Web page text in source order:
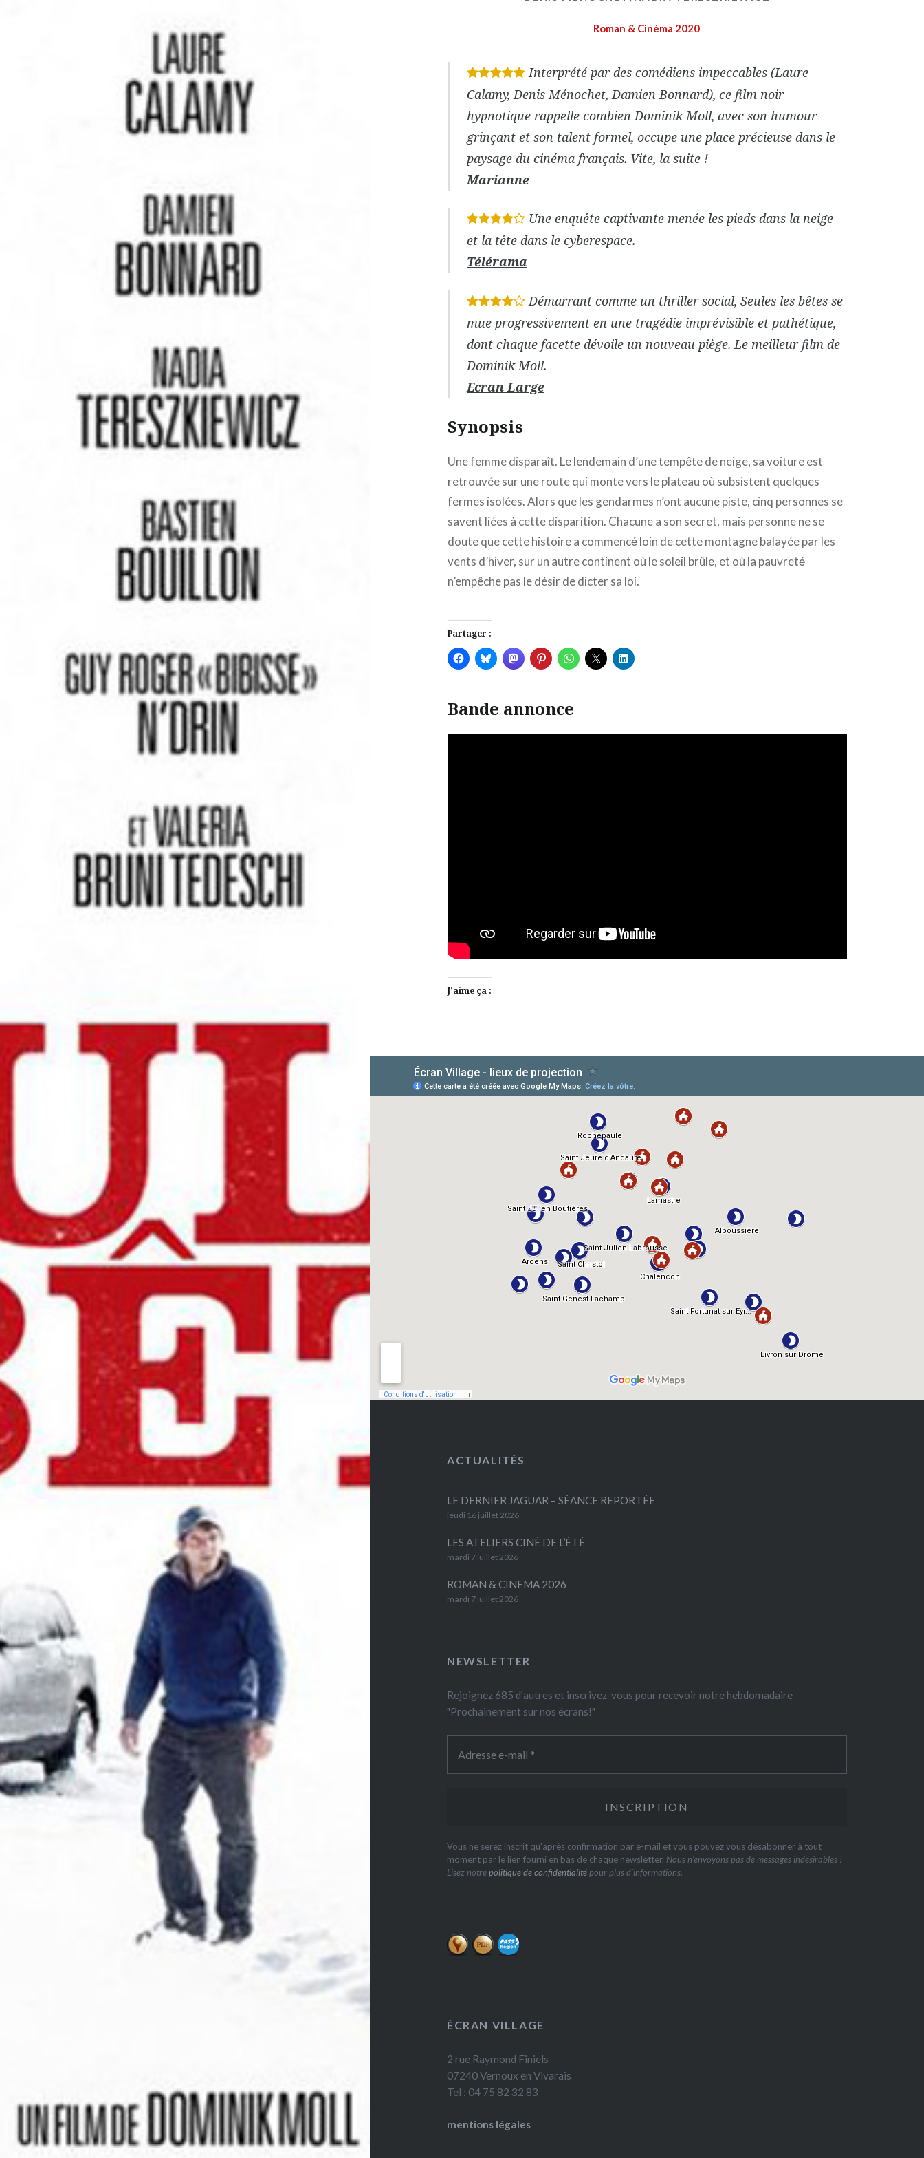
Roman & Cinéma 2020
* * * * *Interprété par des comédiens impeccables (Laure
Calamy, Denis Ménochet, Damien Bonnard), ce film noir
hypnotique rappelle combien Dominik Moll, avec son humour
grinçant et son talent formel, occupe une place précieuse dans le
paysage du cinéma français. Vite, la suite !
Marianne
* * * *
Une enquête captivante menée les pieds dans la neige
et la tête dans le cyberespace.
Télérama
* * * *
Démarrant comme un thriller social, Seules les bêtes se
mue progressivement en une tragédie imprévisible et pathétique,
dont chaque facette dévoile un nouveau piège. Le meilleur film de
Dominik Moll.
Ecran Large
Synopsis
Une femme disparaît. Le lendemain d’une tempête de neige, sa voiture est
retrouvée sur une route qui monte vers le plateau où subsistent quelques
fermes isolées. Alors que les gendarmes n’ont aucune piste, cinq personnes se
savent liées à cette disparition. Chacune a son secret, mais personne ne se
doute que cette histoire a commencé́ loin de cette montagne balayée par les
vents d’hiver, sur un autre continent où le soleil brûle, et où la pauvreté́
n’empêche pas le désir de dicter sa loi.
Partager :
Bande annonce
J’aime ça :
AlloCiné
ACTUALITÉS
LE DERNIER JAGUAR – SÉANCE REPORTÉE
jeudi 16 juillet 2026
LES ATELIERS CINÉ DE L’ÉTÉ
mardi 7 juillet 2026
ROMAN & CINEMA 2026
mardi 7 juillet 2026
NEWSLETTER
Rejoignez 685 d'autres et inscrivez-vous pour recevoir notre hebdomadaire
"Prochainement sur nos écrans!"
Vous ne serez inscrit qu'après confirmation par e-mail et vous pouvez vous désabonner à tout
moment par le lien fourni en bas de chaque newsletter. Nous n’envoyons pas de messages indésirables !
Lisez notrepolitique de confidentialitépour plus d’informations.
ÉCRAN VILLAGE
2 rue Raymond Finiels
07240 Vernoux en Vivarais
Tel : 04 75 82 32 83
mentions légales